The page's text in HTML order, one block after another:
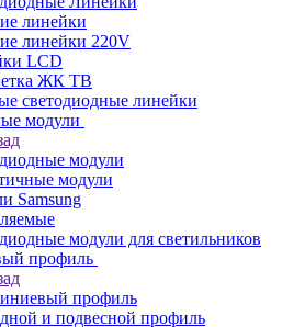
линейки
линейки 220V
LCD
ЖК ТВ
светодиодные линейки
модули
модули
модули
Samsung
модули для светильников
профиль
профиль
и подвесной профиль